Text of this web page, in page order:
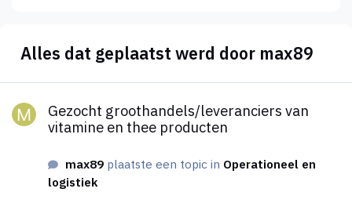
Alles dat geplaatst werd door max89
Gezocht groothandels/leveranciers van
vitamine en thee producten
max89 plaatste een topic in Operationeel en
logistiek